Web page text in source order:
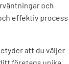
och
effektiv process
att du väljer